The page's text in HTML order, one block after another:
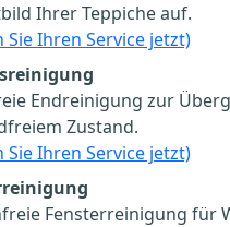
Ihrer Teppiche auf.
Sie Ihren Service jetzt)
Endreinigung zur
Zustand.
Sie Ihren Service jetzt)
Fensterreinigung für